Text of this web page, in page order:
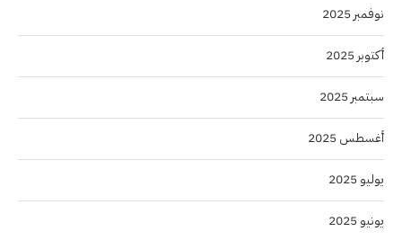
نوفمبر 2025
أكتوبر 2025
سبتمبر 2025
أغسطس 2025
يوليو 2025
يونيو 2025